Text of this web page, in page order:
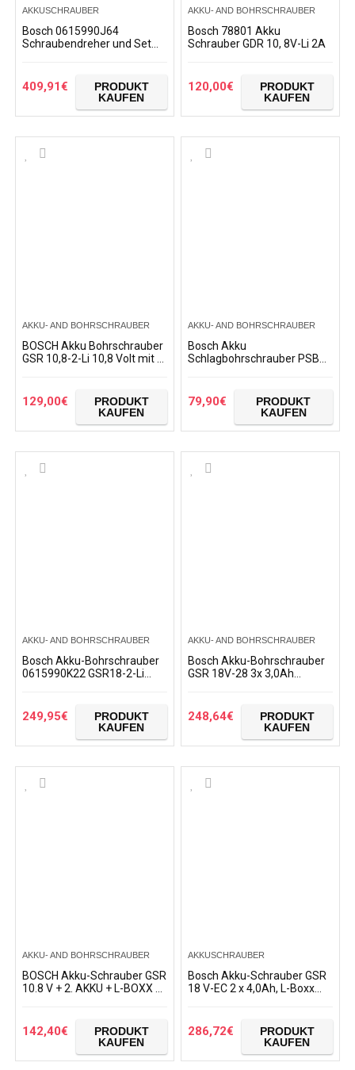
AKKUSCHRAUBER
Bosch 0615990J64
Schraubendreher und Set
409,91€
PRODUKT
KAUFEN
AKKU- AND BOHRSCHRAUBER
Bosch 78801 Akku
Schrauber GDR 10, 8V-Li 2A
120,00€
PRODUKT
KAUFEN
AKKU- AND BOHRSCHRAUBER
BOSCH Akku Bohrschrauber
GSR 10,8-2-Li 10,8 Volt mit 1
129,00€
PRODUKT
KAUFEN
AKKU- AND BOHRSCHRAUBER
Bosch Akku
Schlagbohrschrauber PSB
Motor, im Koffer)
79,90€
PRODUKT
KAUFEN
AKKU- AND BOHRSCHRAUBER
Bosch Akku-Bohrschrauber
0615990K22 GSR18-2-Li
249,95€
PRODUKT
KAUFEN
AKKU- AND BOHRSCHRAUBER
Bosch Akku-Bohrschrauber
GSR 18V-28 3x 3,0Ah
248,64€
PRODUKT
KAUFEN
AKKU- AND BOHRSCHRAUBER
BOSCH Akku-Schrauber GSR
10.8 V + 2. AKKU + L-BOXX +
142,40€
PRODUKT
KAUFEN
AKKUSCHRAUBER
Bosch Akku-Schrauber GSR
18 V-EC 2 x 4,0Ah, L-Boxx
286,72€
PRODUKT
KAUFEN